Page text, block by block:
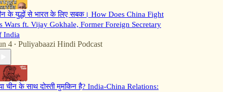
के युद्धों से भारत के लिए सबक। How Does China Fight
Wars ft. Vijay Gokhale, Former Foreign Secretary
India
4 • Puliyabaazi Hindi Podcast
चीन के साथ दोस्ती मुमकिन है? India-China Relations: